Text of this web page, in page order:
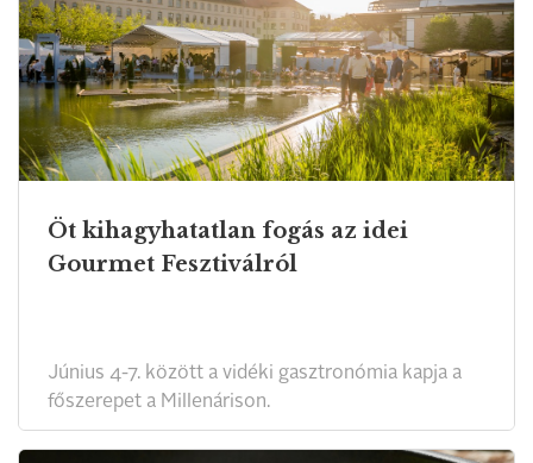
Öt kihagyhatatlan fogás az idei
Gourmet Fesztiválról
Június 4-7. között a vidéki gasztronómia kapja a
főszerepet a Millenárison.